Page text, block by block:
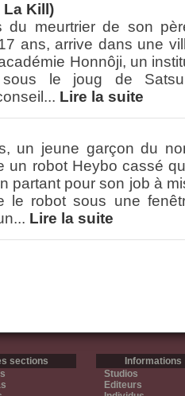
La Kill)
du meurtrier de son
ans, arrive dans une
Honnôji, un
sous le joug de
Lire la suite
un jeune garçon du
un robot Heybo cassé
partant pour son job à
le robot sous une
Lire la suite
sections
Informations
Studios
Editeurs